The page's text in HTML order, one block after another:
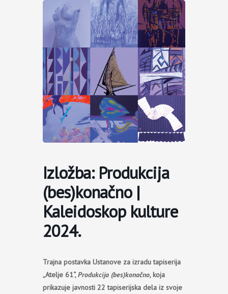
Izložba: Produkcija
(bes)konačno |
Kaleidoskop kulture
2024.
Trajna postavka Ustanove za izradu tapiserija
„Atelje 61“,Produkcija (bes)konačno, koja
prikazuje javnosti 22 tapiserijska dela iz svoje